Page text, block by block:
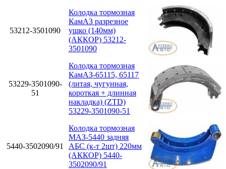
53212-3501090
Колодка тормозная
КамАЗ разрезное
ушко (140мм)
(АККОР) 53212-
3501090
53229-3501090-
51
Колодка тормозная
КамАЗ-65115, 65117
(литая, чугунная,
короткая + длинная
накладка) (ZTD)
53229-3501090-51
5440-3502090/91
Колодка тормозная
МАЗ-5440 задняя
АБС (к-т 2шт) 220мм
(АККОР) 5440-
3502090/91